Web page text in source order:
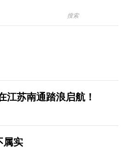
苏南通踏浪启航！
属实